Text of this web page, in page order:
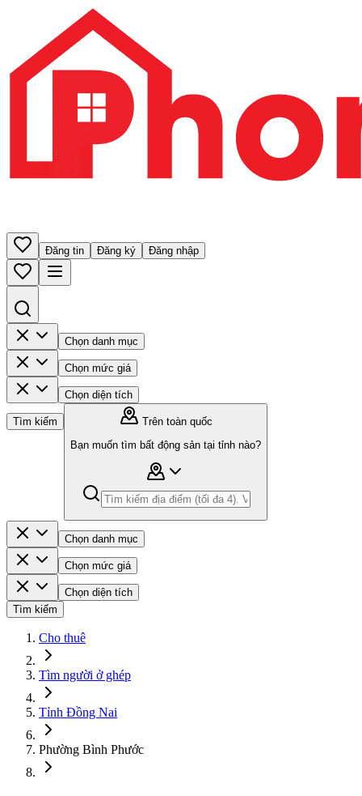
Đăng tin Đăng ký Đăng nhập
Chọn danh mục
Chọn mức giá
Chọn diện tích
Tìm kiếm
Trên toàn quốc
Bạn muốn tìm bất động sản tại tỉnh nào?
Chọn danh mục
Chọn mức giá
Chọn diện tích
Tìm kiếm
Cho thuê
Tìm người ở ghép
Tỉnh Đồng Nai
Phường Bình Phước